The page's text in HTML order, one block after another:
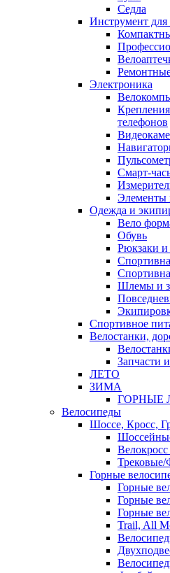
Седла
Инструмент для
Электроника
телефонов
Смарт-
Элементы
Одежда и
Вело
Обувь
Рюкзаки и
Шлемы и
Спортивное
Велостанки,
Запчасти
ЛЕТО
ЗИМА
ГОРНЫЕ
Велосипеды
Шоссе, Кросс,
Велокросс
Горные
Горные
Горные
Горные
Trail, All